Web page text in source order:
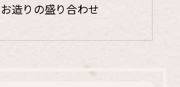
お造りの盛り合わせ